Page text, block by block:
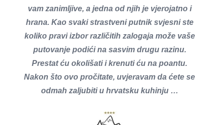
vam zanimljive, a jedna od njih je vjerojatno i
hrana. Kao svaki strastveni putnik svjesni ste
koliko pravi izbor različitih zalogaja može vaše
putovanje podići na sasvim drugu razinu.
Prestat ću okolišati i krenuti ću na poantu.
Nakon što ovo pročitate, uvjeravam da ćete se
odmah zaljubiti u hrvatsku kuhinju …